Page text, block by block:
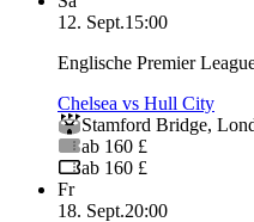
12. Sept.15:00
Englische Premier
Chelsea vs Hull City
Stamford Bridge,
ab 160 £
ab 160 £
Fr
18. Sept.20:00